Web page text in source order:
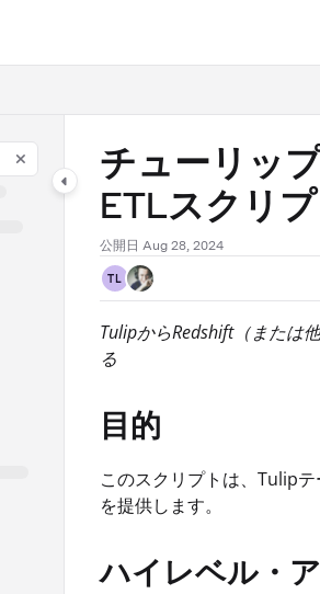
exploring further.
チューリッ
ETLスクリ
公開日 Aug 28, 2024
TL
TulipからRedshift（または
る
目的
このスクリプトは、Tulip
を提供します。
ハイレベル・